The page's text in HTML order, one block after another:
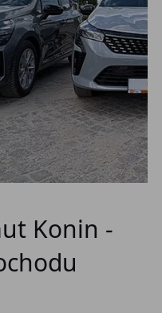
Konin -